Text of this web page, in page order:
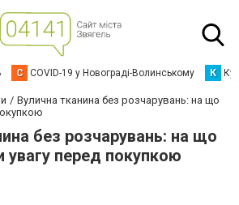
C COVID-19 у Новограді-Волинському К
Вулична тканина без розчарувань: на що
без розчарувань: на що
увагу перед покупкою